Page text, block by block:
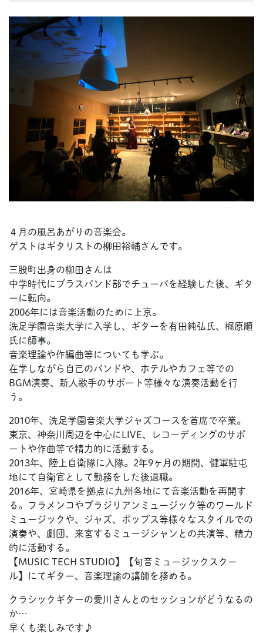
４月の風呂あがりの音楽会。
ゲストはギタリストの柳田裕輔さんです。
三股町出身の柳田さんは
中学時代にブラスバンド部でチューバを経験した後、ギタ
ーに転向。
2006年には音楽活動のために上京。
洗足学園音楽大学に入学し、ギターを有田純弘氏、梶原順
氏に師事。
音楽理論や作編曲等についても学ぶ。
在学しながら自己のバンドや、ホテルやカフェ等での
BGM演奏、新人歌手のサポート等様々な演奏活動を行
う。
2010年、洗足学園音楽大学ジャズコースを首席で卒業。
東京、神奈川周辺を中心にLIVE、レコーディングのサポ
ートや作曲等で精力的に活動する。
2013年、陸上自衛隊に入隊。2年9ヶ月の期間、健軍駐屯
地にて自衛官として勤務をした後退職。
2016年、宮崎県を拠点に九州各地にて音楽活動を再開す
る。フラメンコやブラジリアンミュージック等のワールド
ミュージックや、ジャズ、ポップス等様々なスタイルでの
演奏や、劇団、来宮するミュージシャンとの共演等、精力
的に活動する。
【MUSIC TECH STUDIO】【旬音ミュージックスクー
ル】にてギター、音楽理論の講師を務める。
クラシックギターの愛川さんとのセッションがどうなるの
か…
早くも楽しみです♪